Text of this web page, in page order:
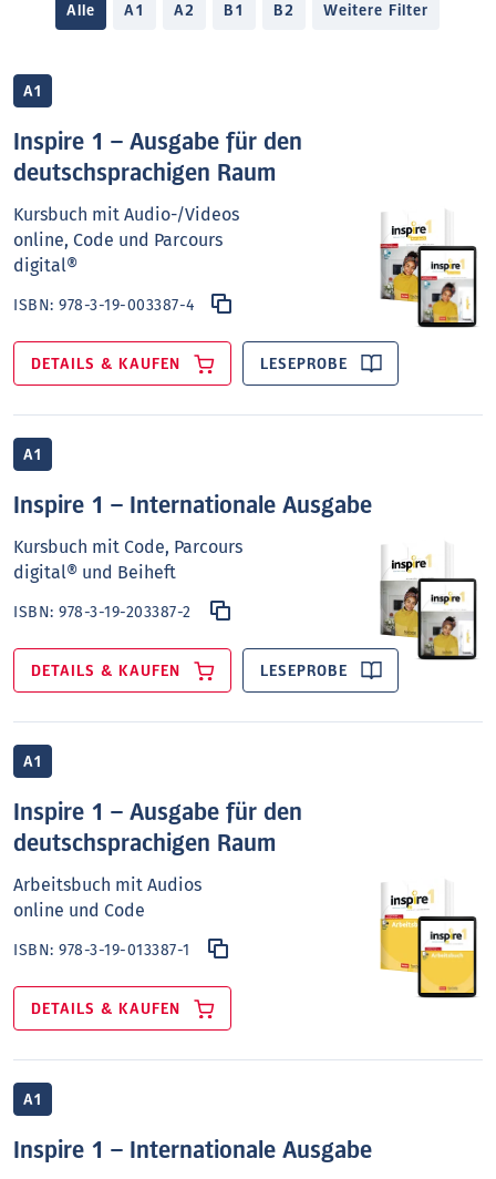
Alle A1 A2 B1 B2 Weitere Filter
A1
Inspire 1 – Ausgabe für den
deutschsprachigen Raum
Kursbuch mit Audio-/Videos
online, Code und Parcours
digital®
ISBN:978-3-19-003387-4
DETAILS & KAUFEN LESEPROBE
A1
Inspire 1 – Internationale Ausgabe
Kursbuch mit Code, Parcours
digital® und Beiheft
ISBN:978-3-19-203387-2
DETAILS & KAUFEN LESEPROBE
A1
Inspire 1 – Ausgabe für den
deutschsprachigen Raum
Arbeitsbuch mit Audios
online und Code
ISBN:978-3-19-013387-1
DETAILS & KAUFEN
A1
Inspire 1 – Internationale Ausgabe